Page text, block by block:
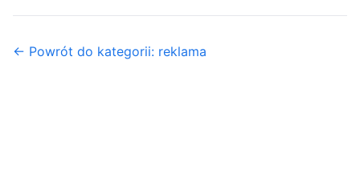
← Powrót do kategorii: reklama